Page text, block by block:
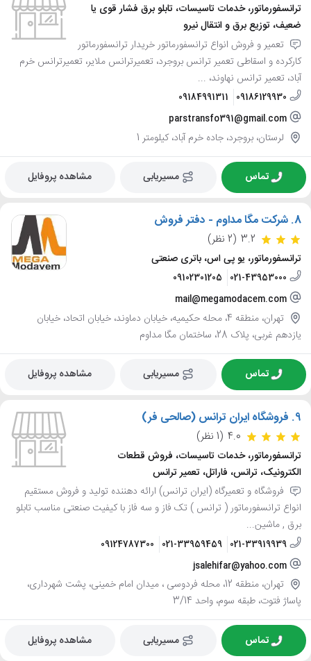
ترانسفورماتور، خدمات تاسیسات، تابلو برق فشار قوی یا
ضعیف، توزیع برق و انتقال نیرو
تعمیر و فروش انواع ترانسفورماتور خریدار ترانسفورماتور
کارکرده و اسقاطی تعمیر ترانس بروجرد، تعمیرترانس ملایر، تعمیرترانس خرم
آباد، تعمیر ترانس نهاوند، ...
09186129930
09184991311
parstransfo391@gmail.com
لرستان، بروجرد، جاده خرم آباد، کیلومتر 1
تماس مسیریابی مشاهده پروفایل
8. شرکت مگا مداوم - دفتر فروش
3.2 (2 نظر)
ترانسفورماتور، یو پی اس، باتری صنعتی
021-43953000
09102301205
mail@megamodacem.com
تهران، منطقه 4، محله حکیمیه، خیابان دماوند، خیابان اتحاد، خیابان
یازدهم غربی، پلاک 28، ساختمان مگا مداوم
تماس مسیریابی مشاهده پروفایل
9. فروشگاه ایران ترانس (صالحی فر)
4.0 (1 نظر)
ترانسفورماتور، خدمات تاسیسات، فروش قطعات
الکترونیک، ترانس، فاراتل، تعمیر ترانس
فروشگاه و تعمیرگاه (ایران ترانس) ارائه دهننده تولید و فروش مستقیم
انواع ترانسفورماتور ( ترانس ) تک فاز و سه فاز با کیفیت صنعتی مناسب تابلو
برق , ماشین...
021-33919939
021-33959459
09124787300
jsalehifar@yahoo.com
تهران، منطقه 12، محله فردوسی ، میدان امام خمینی، پشت شهرداری،
پاساژ فتوت، طبقه سوم، واحد 3/14
تماس مسیریابی مشاهده پروفایل